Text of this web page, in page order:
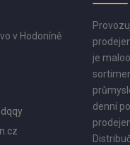
v Hodoníně
je
denní